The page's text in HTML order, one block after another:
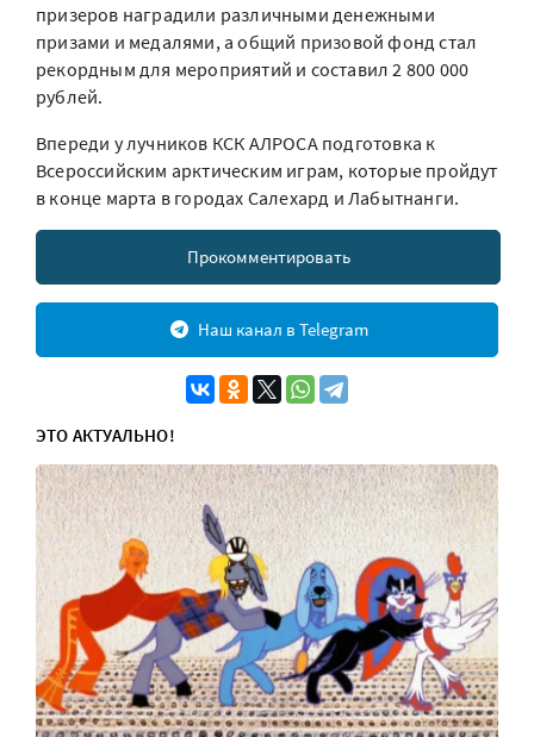
призеров наградили различными денежными
призами и медалями, а общий призовой фонд стал
рекордным для мероприятий и составил 2 800 000
рублей.
Впереди у лучников КСК АЛРОСА подготовка к
Всероссийским арктическим играм, которые пройдут
в конце марта в городах Салехард и Лабытнанги.
Прокомментировать
Наш канал в Telegram
ЭТО АКТУАЛЬНО!